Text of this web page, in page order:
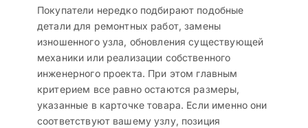
Покупатели нередко подбирают подобные
детали для ремонтных работ, замены
изношенного узла, обновления существующей
механики или реализации собственного
инженерного проекта. При этом главным
критерием все равно остаются размеры,
указанные в карточке товара. Если именно они
соответствуют вашему узлу, позиция